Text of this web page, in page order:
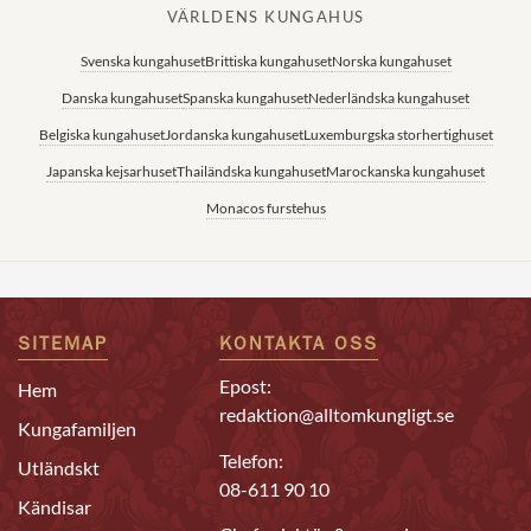
VÄRLDENS KUNGAHUS
Svenska kungahusetBrittiska kungahusetNorska kungahuset
Danska kungahusetSpanska kungahusetNederländska kungahuset
Belgiska kungahusetJordanska kungahusetLuxemburgska storhertighuset
Japanska kejsarhusetThailändska kungahusetMarockanska kungahuset
Monacos furstehus
SITEMAP
Hem
Kungafamiljen
Utländskt
Kändisar
KONTAKTA OSS
Epost:
redaktion@alltomkungligt.se
Telefon:
08-611 90 10